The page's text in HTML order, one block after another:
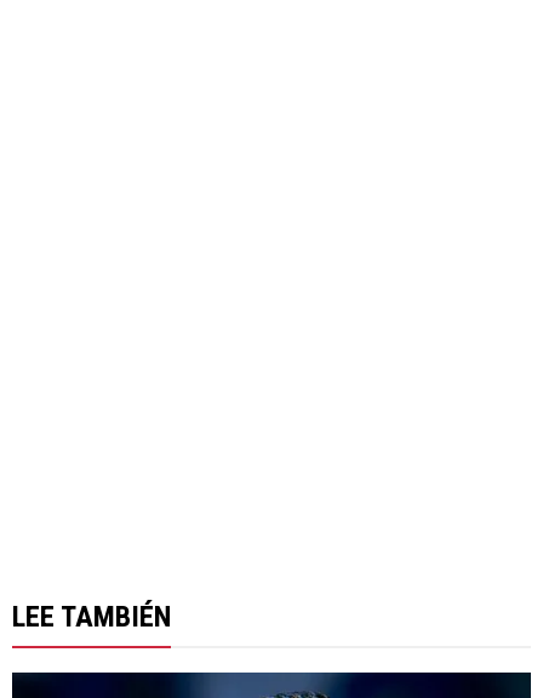
LEE TAMBIÉN